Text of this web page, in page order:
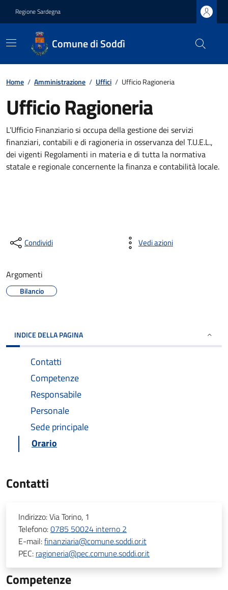
Regione Sardegna
Comune di Soddì
Home / Amministrazione / Uffici / Ufficio Ragioneria
Ufficio Ragioneria
L’Ufficio Finanziario si occupa della gestione dei servizi
finanziari, contabili e di ragioneria in osservanza del T.U.E.L.,
dei vigenti Regolamenti in materia e di tutta la normativa
statale e regionale concernente la finanza e contabilità locale.
Condividi Vedi azioni
Argomenti
Bilancio
INDICE DELLA PAGINA
Contatti
Competenze
Responsabile
Personale
Sede principale
Orario
Contatti
Indirizzo:Via Torino, 1
Telefono:0785 50024 interno 2
E-mail:finanziaria@comune.soddi.or.it
PEC: ragioneria@pec.comune.soddi.or.it
Competenze